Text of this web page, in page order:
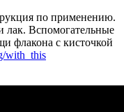
по применению.
лак. Вспомогательные
флакона с кисточкой
with_this